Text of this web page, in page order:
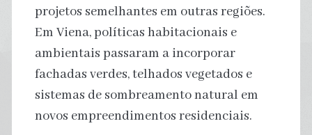
projetos semelhantes em outras regiões.
Em Viena, políticas habitacionais e
ambientais passaram a incorporar
fachadas verdes, telhados vegetados e
sistemas de sombreamento natural em
novos empreendimentos residenciais.